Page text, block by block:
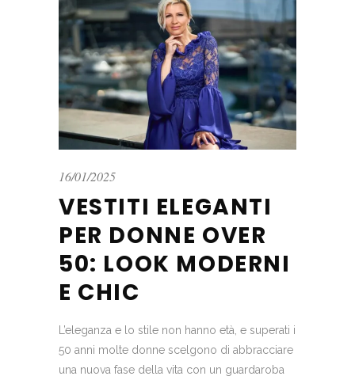
16/01/2025
VESTITI ELEGANTI
PER DONNE OVER
50: LOOK MODERNI
E CHIC
L’eleganza e lo stile non hanno età, e superati i
50 anni molte donne scelgono di abbracciare
una nuova fase della vita con un guardaroba